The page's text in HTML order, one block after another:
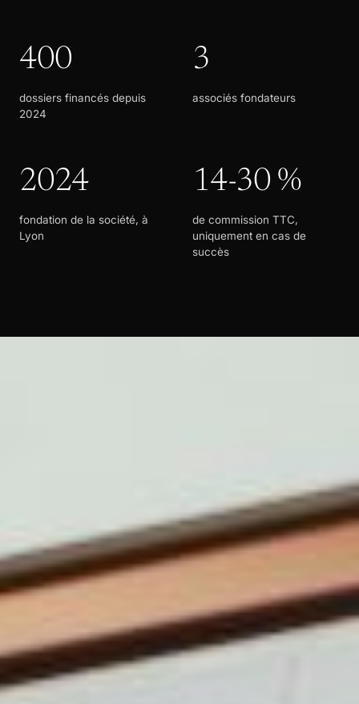
400
dossiers financés depuis
2024
3
associés fondateurs
2024
fondation de la société, à
Lyon
14-30 %
de commission TTC,
uniquement en cas de
succès